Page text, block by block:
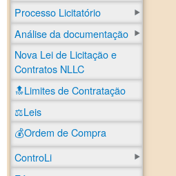
Processo Licitatório
Análise da documentação
Nova Lei de Licitação e
Contratos NLLC
🔝Limites de Contratação
⚖️Leis
💰Ordem de Compra
ControLi